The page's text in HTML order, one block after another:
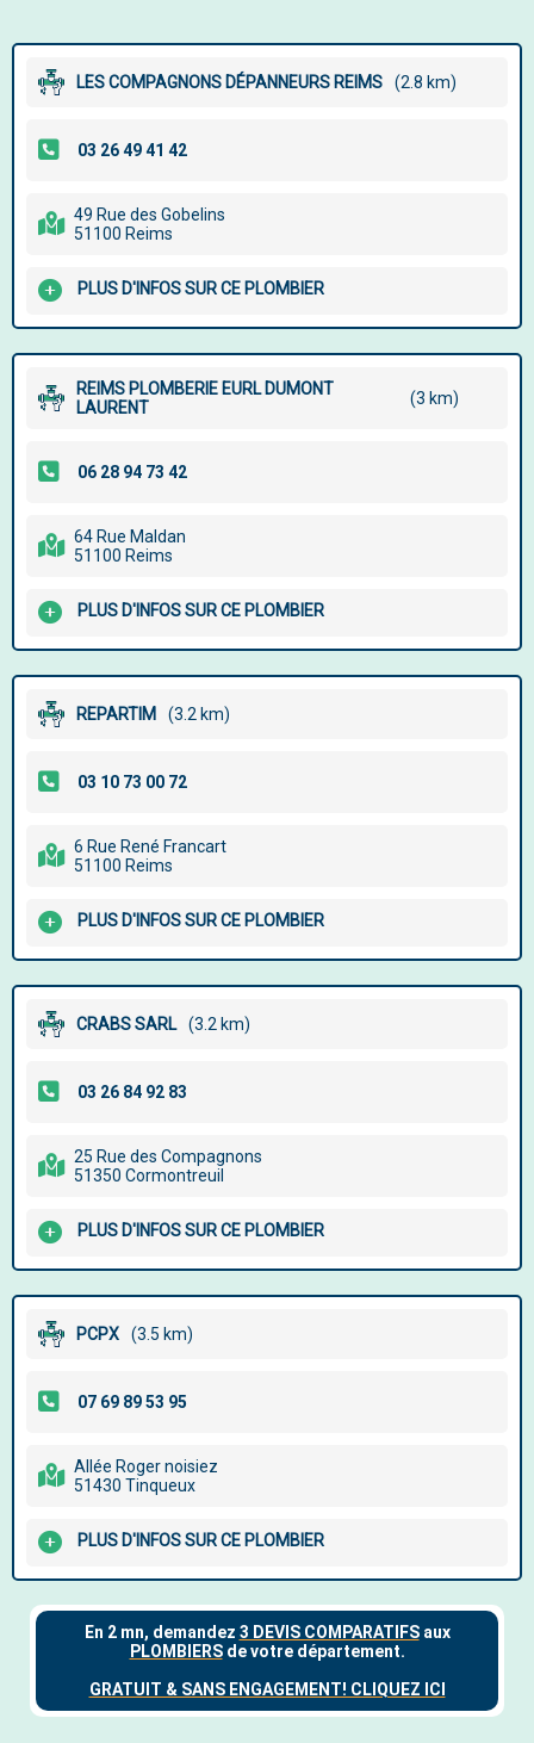
LES COMPAGNONS DÉPANNEURS REIMS (2.8 km)
49 Rue des Gobelins
51100 Reims
PLUS D'INFOS SUR CE PLOMBIER
REIMS PLOMBERIE EURL DUMONT
LAURENT
(3 km)
64 Rue Maldan
51100 Reims
PLUS D'INFOS SUR CE PLOMBIER
REPARTIM (3.2 km)
6 Rue René Francart
51100 Reims
PLUS D'INFOS SUR CE PLOMBIER
CRABS SARL (3.2 km)
25 Rue des Compagnons
51350 Cormontreuil
PLUS D'INFOS SUR CE PLOMBIER
PCPX (3.5 km)
Allée Roger noisiez
51430 Tinqueux
PLUS D'INFOS SUR CE PLOMBIER